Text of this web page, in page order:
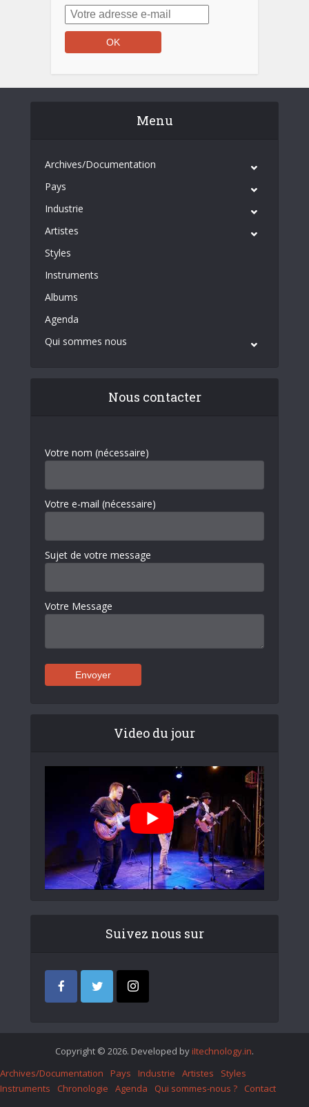
Menu
Archives/Documentation
Pays
Industrie
Artistes
Styles
Instruments
Albums
Agenda
Qui sommes nous
Nous contacter
Votre nom (nécessaire)
Votre e-mail (nécessaire)
Sujet de votre message
Votre Message
Video du jour
Suivez nous sur
Copyright © 2026. Developed by iItechnology.in.
Archives/Documentation
Pays Industrie Artistes
Styles
Instruments
Chronologie Agenda Qui sommes-nous ? Contact